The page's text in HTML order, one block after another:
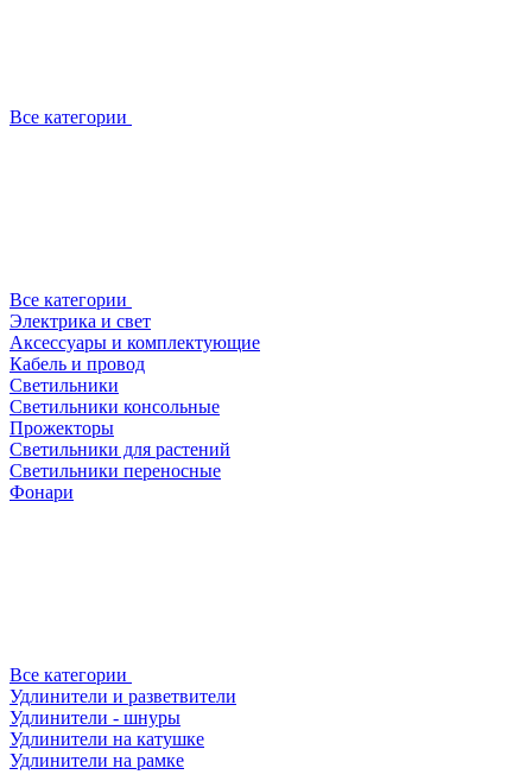
Все категории
Все категории
Электрика и свет
Аксессуары и комплектующие
Кабель и провод
Светильники
Светильники консольные
Прожекторы
Светильники для растений
Светильники переносные
Фонари
Все категории
Удлинители и разветвители
Удлинители - шнуры
Удлинители на катушке
Удлинители на рамке